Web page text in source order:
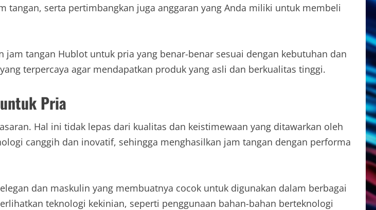
serta pertimbangkan juga anggaran yang Anda miliki untuk membeli
tangan Hublot untuk pria yang benar-benar sesuai dengan kebutuhan dan
terpercaya agar mendapatkan produk yang asli dan berkualitas tinggi.
Pria
Hal ini tidak lepas dari kualitas dan keistimewaan yang ditawarkan oleh
canggih dan inovatif, sehingga menghasilkan jam tangan dengan performa
dan maskulin yang membuatnya cocok untuk digunakan dalam berbagai
teknologi kekinian, seperti penggunaan bahan-bahan berteknologi